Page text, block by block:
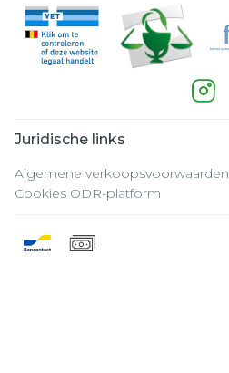
Juridische links
Algemene verkoopsvoorwaarden
Cookies ODR-platform